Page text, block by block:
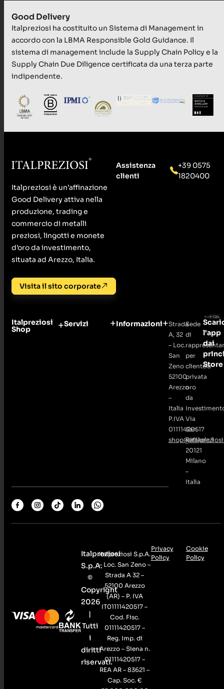
Good Delivery
Italpreziosi ha costituito un Sistema di Management in
accordo con la LBMA Responsible Gold Guidance. Il
sistema di management include la Supply Chain Policy e la
Supply Chain Due Diligence certificata da una terza parte
indipendente.
Italpreziosi è un’affinazione
Good Delivery attiva nella
produzione, trading e
commercio di metalli
preziosi, lingotti e monete
d’oro da investimento,
situata ad Arezzo, Italia.
Visita il sito corporate
Assistenza
clienti
+39 0575
1820400
Italpreziosi
Shop
Servizi Informazioni
Strada
A, 32
– Loc.
San
Zeno
52100
Arezzo
–
Italia
P.IVA
01111420517
Sede
di
per
clientela
privata
oro
da
Via
San
Raffaele,1
20121
Milano
–
Italia
l'app
dai
Store
Italpreziosi
S.p.A.
©
Copyright
2026
|
Tutti
i
diritti
riservati.
Italpreziosi S.p.A.
– Loc. San Zeno –
Strada A 32 –
52100 Arezzo
(AR) – P. IVA
IT01111420517 –
Cod. Fisc.
01111420517 –
Reg. Imp. di
Arezzo – Siena n.
01111420517 –
REA AR – 83621 –
Cap. Soc. €
Privacy
Policy
Cookie
Policy